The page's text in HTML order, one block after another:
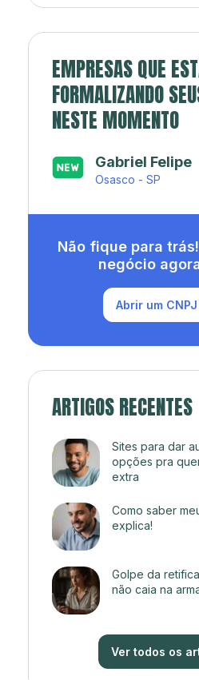
EMPRESAS QUE
FORMALIZANDO
NESTE MOMENTO
Japa’s açaí e
Rio de Janeiro - RJ
Não fique para
negócio
Abrir um CNPJ
ARTIGOS RECENTES
Sites para dar
opções pra
extra
Como saber
explica!
Golpe da
não caia na
Ver todos os